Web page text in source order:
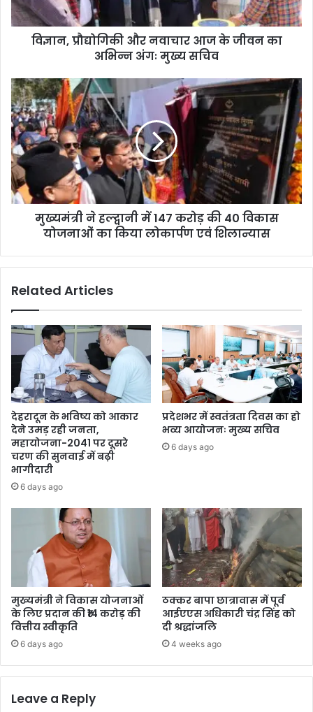
विज्ञान, प्रौद्योगिकी और नवाचार आज के जीवन का
अभिन्न अंगः मुख्य सचिव
मुख्यमंत्री ने हल्द्वानी में 147 करोड़ की 40 विकास
योजनाओं का किया लोकार्पण एवं शिलान्यास
Related Articles
देहरादून के भविष्य को आकार
देने उमड़ रही जनता,
महायोजना-2041 पर दूसरे
चरण की सुनवाई में बढ़ी
भागीदारी
6 days ago
प्रदेशभर में स्वतंत्रता दिवस का हो
भव्य आयोजनः मुख्य सचिव
6 days ago
मुख्यमंत्री ने विकास योजनाओं
के लिए प्रदान की ₹14 करोड़ की
वित्तीय स्वीकृति
6 days ago
ठक्कर बापा छात्रावास में पूर्व
आईएएस अधिकारी चंद्र सिंह को
दी श्रद्धांजलि
4 weeks ago
Leave a Reply